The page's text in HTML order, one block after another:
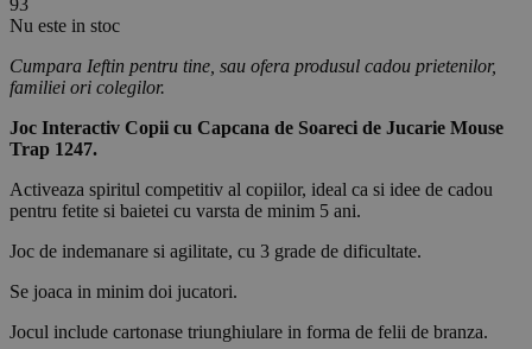
93
Nu este in stoc
Cumpara Ieftin pentru tine, sau ofera produsul cadou prietenilor,
familiei ori colegilor.
Joc Interactiv Copii cu Capcana de Soareci de Jucarie Mouse
Trap 1247.
Activeaza spiritul competitiv al copiilor, ideal ca si idee de cadou
pentru fetite si baietei cu varsta de minim 5 ani.
Joc de indemanare si agilitate, cu 3 grade de dificultate.
Se joaca in minim doi jucatori.
Jocul include cartonase triunghiulare in forma de felii de branza.